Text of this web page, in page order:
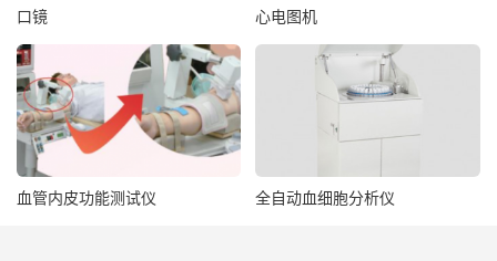
口镜 心电图机
血管内皮功能测试仪 全自动血细胞分析仪